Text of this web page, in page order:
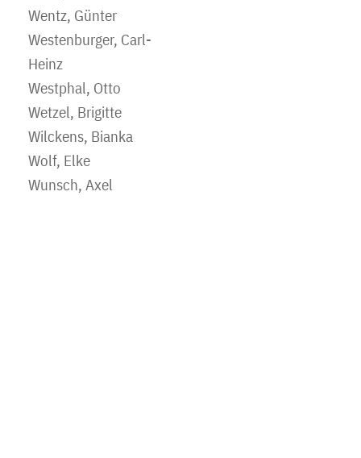
Wentz, Günter
Westenburger, Carl-
Heinz
Westphal, Otto
Wetzel, Brigitte
Wilckens, Bianka
Wolf, Elke
Wunsch, Axel